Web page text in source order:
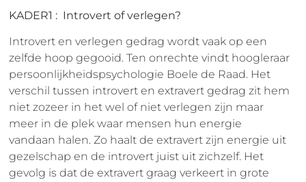
KADER1 : Introvert of verlegen?
Introvert en verlegen gedrag wordt vaak op een
zelfde hoop gegooid. Ten onrechte vindt hoogleraar
persoonlijkheidspsychologie Boele de Raad. Het
verschil tussen introvert en extravert gedrag zit hem
niet zozeer in het wel of niet verlegen zijn maar
meer in de plek waar mensen hun energie
vandaan halen. Zo haalt de extravert zijn energie uit
gezelschap en de introvert juist uit zichzelf. Het
gevolg is dat de extravert graag verkeert in grote